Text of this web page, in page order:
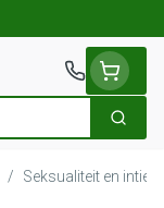
Zoek
/ Seksualiteit en